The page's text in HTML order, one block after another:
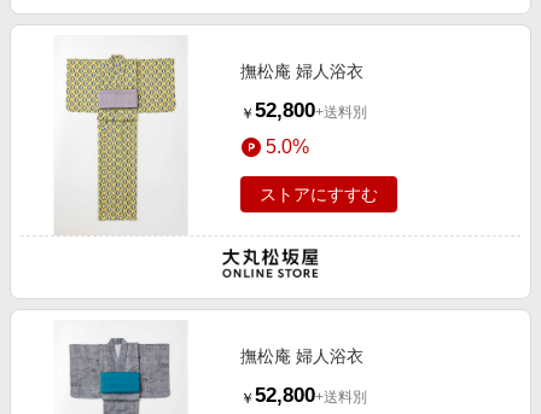
撫松庵 婦人浴衣
￥ 52,800+送料別
5.0%
ストアにすすむ
撫松庵 婦人浴衣
￥ 52,800+送料別